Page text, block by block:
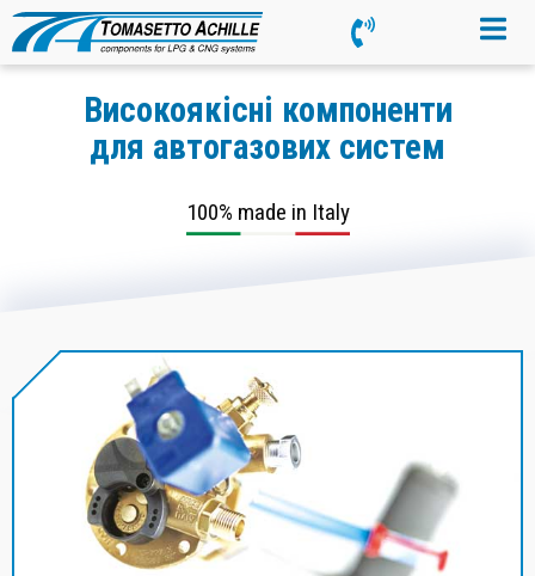
Високоякісні компоненти
для автогазових систем
100% made in Italy